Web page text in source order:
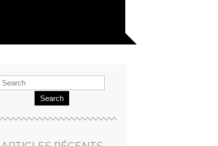
Search